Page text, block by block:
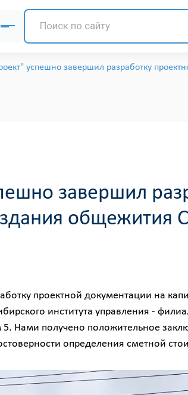
успешно завершил разработку
завершил
общежития
проектной документации на
института управления -
Нами получено положительное
определения сметной